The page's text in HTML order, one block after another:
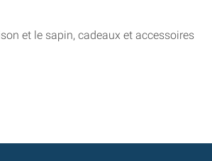
et le sapin, cadeaux et accessoires